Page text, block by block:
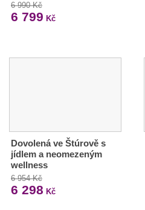
6 990 Kč
6 799 Kč
Dovolená ve Štúrově s
jídlem a neomezeným
wellness
6 954 Kč
6 298 Kč